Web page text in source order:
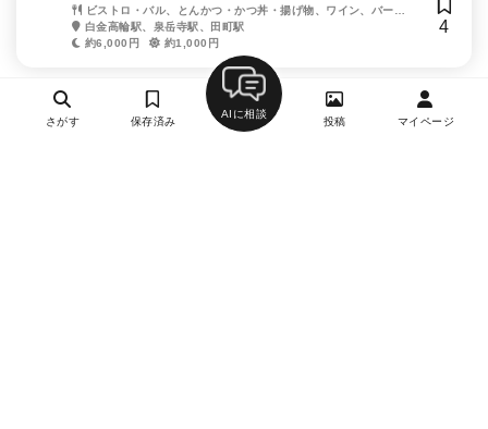
ビストロ・バル、とんかつ・かつ丼・揚げ物、ワイン、バー
（BAR）
白金高輪駅、泉岳寺駅、田町駅
約6,000円
約1,000円
4
さがす 保存済み
AIに相談
投稿 マイページ